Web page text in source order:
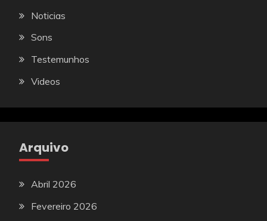
Noticias
Sons
Testemunhos
Videos
Arquivo
Abril 2026
Fevereiro 2026